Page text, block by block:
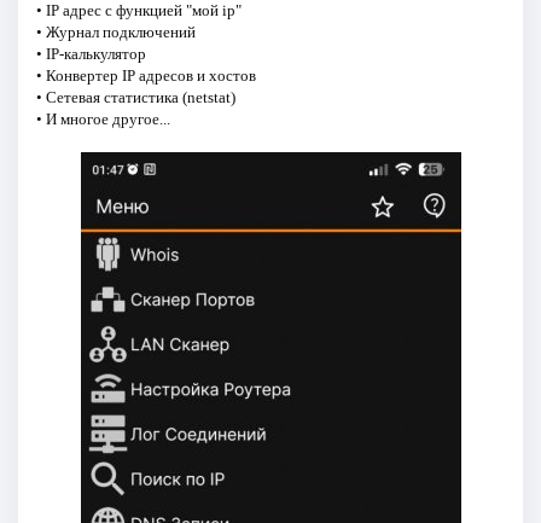
• IP адрес с функцией "мой ip"
• Журнал подключений
• IP-калькулятор
• Конвертер IP адресов и хостов
• Сетевая статистика (netstat)
• И многое другое...